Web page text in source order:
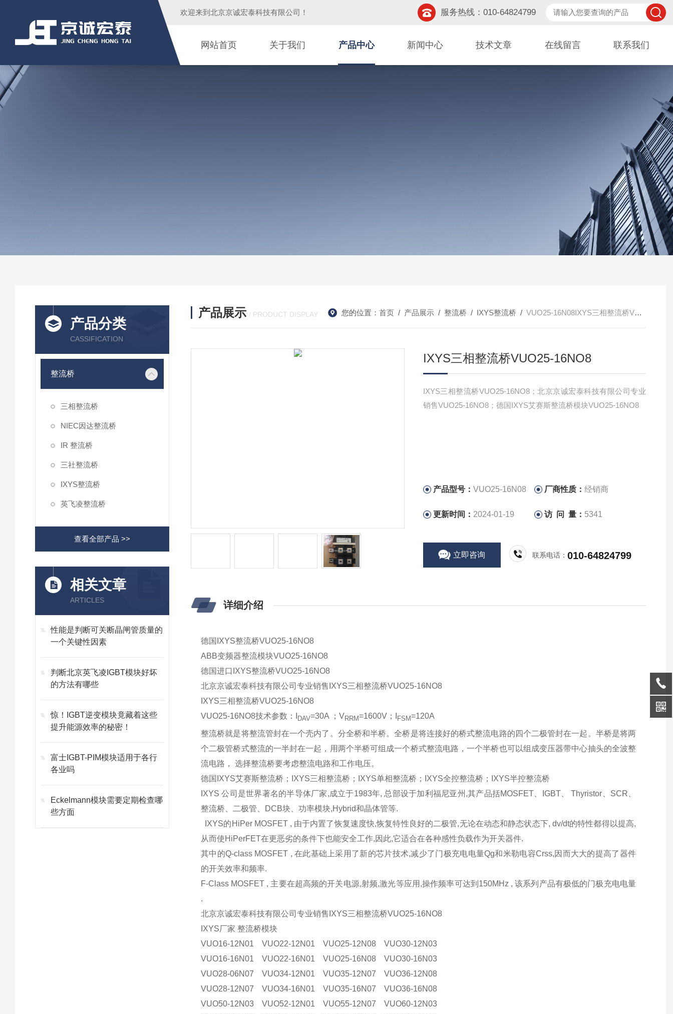
欢迎来到 北京京诚宏泰科技有限公司 ！ 服务热线：010-64824799
网站首页 关于我们 产品中心 新闻中心 技术文章 在线留言 联系我们
产品分类
CASSIFICATION
整流桥
三相整流桥
NIEC因达整流桥
IR 整流桥
三社整流桥
IXYS整流桥
英飞凌整流桥
查看全部产品 >>
相关文章
ARTICLES
性能是判断可关断晶闸管质量的
一个关键性因素
判断北京英飞凌IGBT模块好坏
的方法有哪些
惊！IGBT逆变模块竟藏着这些
提升能源效率的秘密！
富士IGBT-PIM模块适用于各行
各业吗
Eckelmann模块需要定期检查哪
些方面
产品展示 / PRODUCT DISPLAY 您的位置： 首页/ 产品展示/ 整流桥 / IXYS整流桥 / VUO25-16N08IXYS三相整流桥VUO25-16NO8
IXYS三相整流桥VUO25-16NO8
IXYS三相整流桥VUO25-16NO8；北京京诚宏泰科技有限公司专业
销售VUO25-16NO8；德国IXYS艾赛斯整流桥模块VUO25-16NO8
产品型号： VUO25-16N08 厂商性质：经销商
更新时间： 2024-01-19 访 问 量： 5341
立即咨询 联系电话：010-64824799
详细介绍
德国IXYS整流桥VUO25-16NO8
ABB变频器整流模块VUO25-16NO8
德国进口IXYS整流桥VUO25-16NO8
北京京诚宏泰科技有限公司专业销售 IXYS三相整流桥VUO25-16NO8
IXYS三相整流桥VUO25-16NO8
VUO25-16NO8技术参数：I DAV=30A ；VRRM=1600V；I FSM=120A
整流桥就是将整流管封在一个壳内了。分全桥和半桥。全桥是将连接好的桥式整流电路的四个二极管封在一起。半桥是将两
个二极管桥式整流的一半封在一起，用两个半桥可组成一个桥式整流电路，一个半桥也可以组成变压器带中心抽头的全波整
流电路， 选择整流桥要考虑整流电路和工作电压。
德国IXYS艾赛斯整流桥；IXYS三相整流桥；IXYS单相整流桥；
IXYS全控整流桥；IXYS半控整流桥
IXYS 公司是世界著名的半导体厂家,成立于1983年, 总部设于加利福尼亚州,其产品括MOSFET、IGBT、 Thyristor、SCR、
整流桥、二极管、DCB块、功率模块,Hybrid和晶体管等.
IXYS的HiPer MOSFET , 由于内置了恢复速度快,恢复特性良好的二极管,无论在动态和静态状态下, dv/dt的特性都得以提高,
从而使HiPerFET在更恶劣的条件下也能安全工作,因此,它适合在各种感性负载作为开关器件.
其中的Q-class MOSFET , 在此基础上采用了新的芯片技术,减少了门极充电电量Qg和米勒电容Crss,因而大大的提高了器件
的开关效率和频率.
F-Class MOSFET , 主要在超高频的开关电源,射频,激光等应用,操作频率可达到150MHz , 该系列产品有极低的门极充电电量
.
北京京诚宏泰科技有限公司专业销售 IXYS三相整流桥VUO25-16NO8
IXYS厂家 整流桥模块
VUO16-12N01 VUO22-12N01 VUO25-12N08 VUO30-12N03
VUO16-16N01 VUO22-16N01 VUO25-16N08 VUO30-16N03
VUO28-06N07 VUO34-12N01 VUO35-12N07 VUO36-12N08
VUO28-12N07 VUO34-16N01 VUO35-16N07 VUO36-16N08
VUO50-12N03 VUO52-12N01 VUO55-12N07 VUO60-12N03